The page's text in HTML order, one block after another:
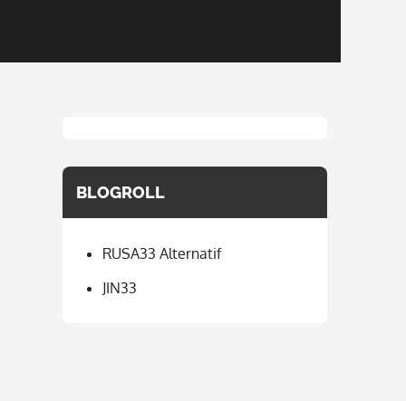
BLOGROLL
RUSA33 Alternatif
JIN33